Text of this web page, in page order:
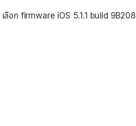
เลือก firmware iOS 5.1.1 build 9B208